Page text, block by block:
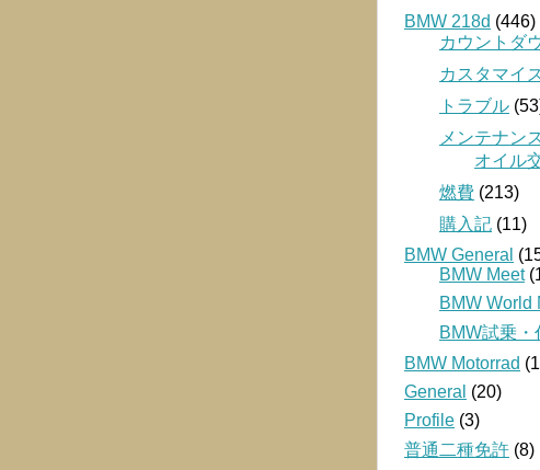
BMW 218d (446)
カウントダ
カスタマイ
トラブル
メンテナン
オイル
燃費 (213)
購入記 (11)
BMW General
BMW Meet
BMW World
BMW試乗・
BMW Motorrad
General (20)
Profile (3)
普通二種免許 (8)